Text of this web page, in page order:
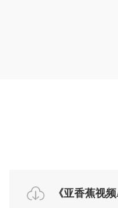
《亚香蕉视